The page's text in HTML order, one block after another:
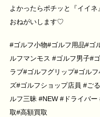
よかったらポチッと『イイネ』
おねがいします♡
#ゴルフ小物#ゴルフ用品#ゴ
ルフマンモス #ゴルフ男子#
ラブ#ゴルフグリップ#ゴル
ズ#ゴルフショップ店員 #ご
ルフ三昧 #NEW #ドライバ
取#高額買取